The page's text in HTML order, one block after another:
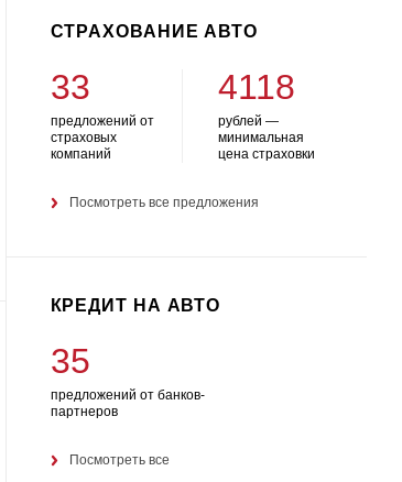
СТРАХОВАНИЕ АВТО
33
предложений от
страховых
компаний
4118
рублей —
минимальная
цена страховки
Посмотреть все предложения
КРЕДИТ НА АВТО
35
предложений от банков-
партнеров
Посмотреть все